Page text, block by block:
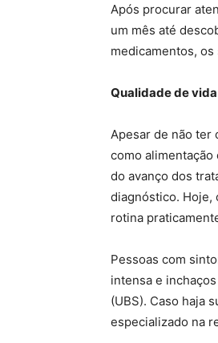
Após procurar
um mês até
medicamentos,
Qualidade de
Apesar de não ter
como
do avanço dos
diagnóstico. Hoje,
rotina
Pessoas com
intensa e
(UBS). Caso haja
especializado na